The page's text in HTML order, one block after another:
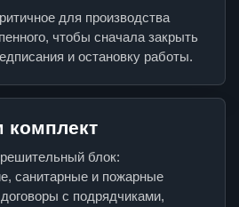
для производства
чтобы сначала закрыть
и остановку работы.
комплект
блок:
санитарные и пожарные
с подрядчиками,